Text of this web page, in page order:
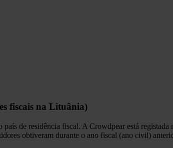
fiscais na Lituânia)
de residência fiscal. A Crowdpear está
obtiveram durante o ano fiscal (ano civil)